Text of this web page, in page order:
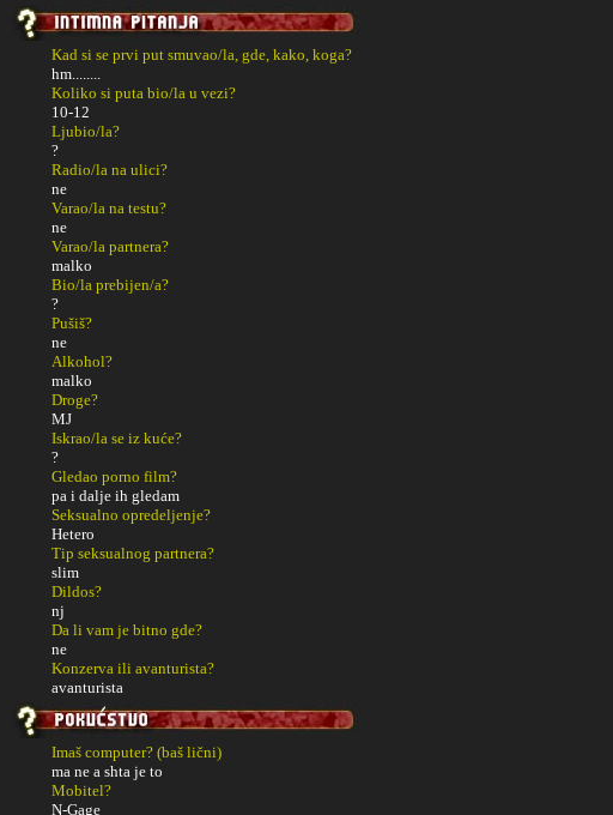
Kad si se prvi put smuvao/la, gde, kako, koga?
hm........
Koliko si puta bio/la u vezi?
10-12
Ljubio/la?
?
Radio/la na ulici?
ne
Varao/la na testu?
ne
Varao/la partnera?
malko
Bio/la prebijen/a?
?
Pušiš?
ne
Alkohol?
malko
Droge?
MJ
Iskrao/la se iz kuće?
?
Gledao porno film?
pa i dalje ih gledam
Seksualno opredeljenje?
Hetero
Tip seksualnog partnera?
slim
Dildos?
nj
Da li vam je bitno gde?
ne
Konzerva ili avanturista?
avanturista
Imaš computer? (baš lični)
ma ne a shta je to
Mobitel?
N-Gage